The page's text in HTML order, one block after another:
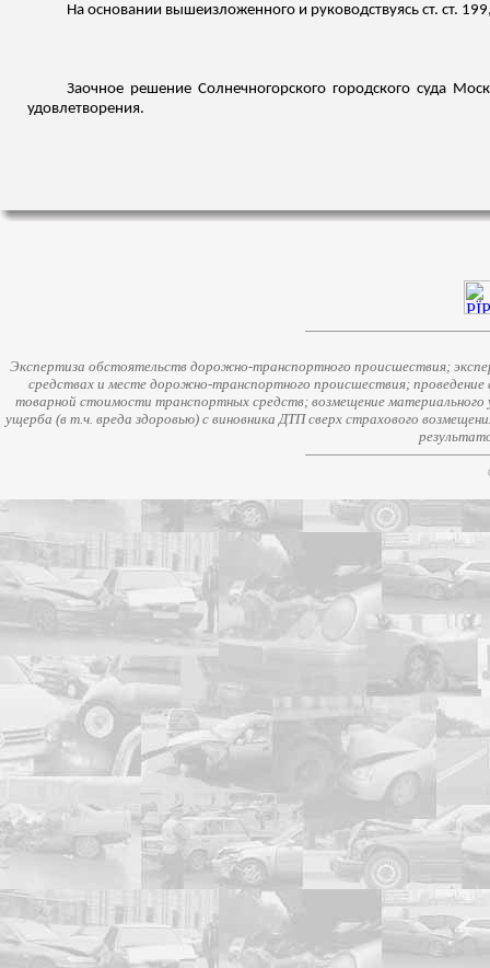
На основании вышеизложенного и руководствуясь ст. ст.
Заочное решение Солнечногорскогогородского суда
удовлетворения.
Экспертиза обстоятельств дорожно-транспортного происшествия;
средствах и месте дорожно-транспортного происшествия;
товарной стоимости транспортных средств; возмещение
ущерба (в т.ч. вреда здоровью) с виновника ДТП сверх страхового